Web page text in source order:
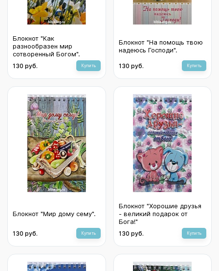
Блокнот "Как
разнообразен мир
сотворенный Богом".
130 руб. Купить
Блокнот "На помощь твою
надеюсь Господи".
130 руб. Купить
Блокнот "Мир дому сему".
130 руб. Купить
Блокнот "Хорошие друзья
- великий подарок от
Бога!"
130 руб. Купить